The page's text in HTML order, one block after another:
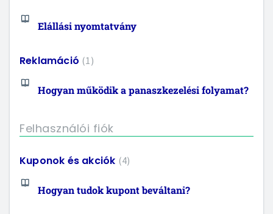
Elállási nyomtatvány
Reklamáció 1
Hogyan működik a panaszkezelési folyamat?
Felhasználói fiók
Kuponok és akciók 4
Hogyan tudok kupont beváltani?